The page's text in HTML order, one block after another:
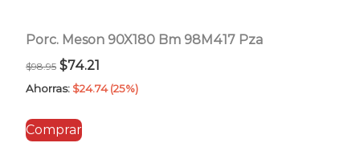
Porc. Meson 90X180 Bm 98M417 Pza
$98.95 El
precio
era:
$74.21
precio
Ahorras: $24.74 (25%)
Comprar